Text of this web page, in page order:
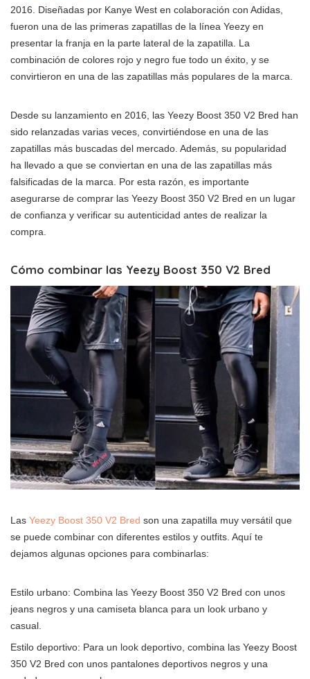
2016. Diseñadas por Kanye West en colaboración con Adidas,
fueron una de las primeras zapatillas de la línea Yeezy en
presentar la franja en la parte lateral de la zapatilla. La
combinación de colores rojo y negro fue todo un éxito, y se
convirtieron en una de las zapatillas más populares de la marca.
Desde su lanzamiento en 2016, las Yeezy Boost 350 V2 Bred han
sido relanzadas varias veces, convirtiéndose en una de las
zapatillas más buscadas del mercado. Además, su popularidad
ha llevado a que se conviertan en una de las zapatillas más
falsificadas de la marca. Por esta razón, es importante
asegurarse de comprar las Yeezy Boost 350 V2 Bred en un lugar
de confianza y verificar su autenticidad antes de realizar la
compra.
Cómo combinar las Yeezy Boost 350 V2 Bred
Las Yeezy Boost 350 V2 Bred son una zapatilla muy versátil que
se puede combinar con diferentes estilos y outfits. Aquí te
dejamos algunas opciones para combinarlas:
Estilo urbano: Combina las Yeezy Boost 350 V2 Bred con unos
jeans negros y una camiseta blanca para un look urbano y
casual.
Estilo deportivo: Para un look deportivo, combina las Yeezy Boost
350 V2 Bred con unos pantalones deportivos negros y una